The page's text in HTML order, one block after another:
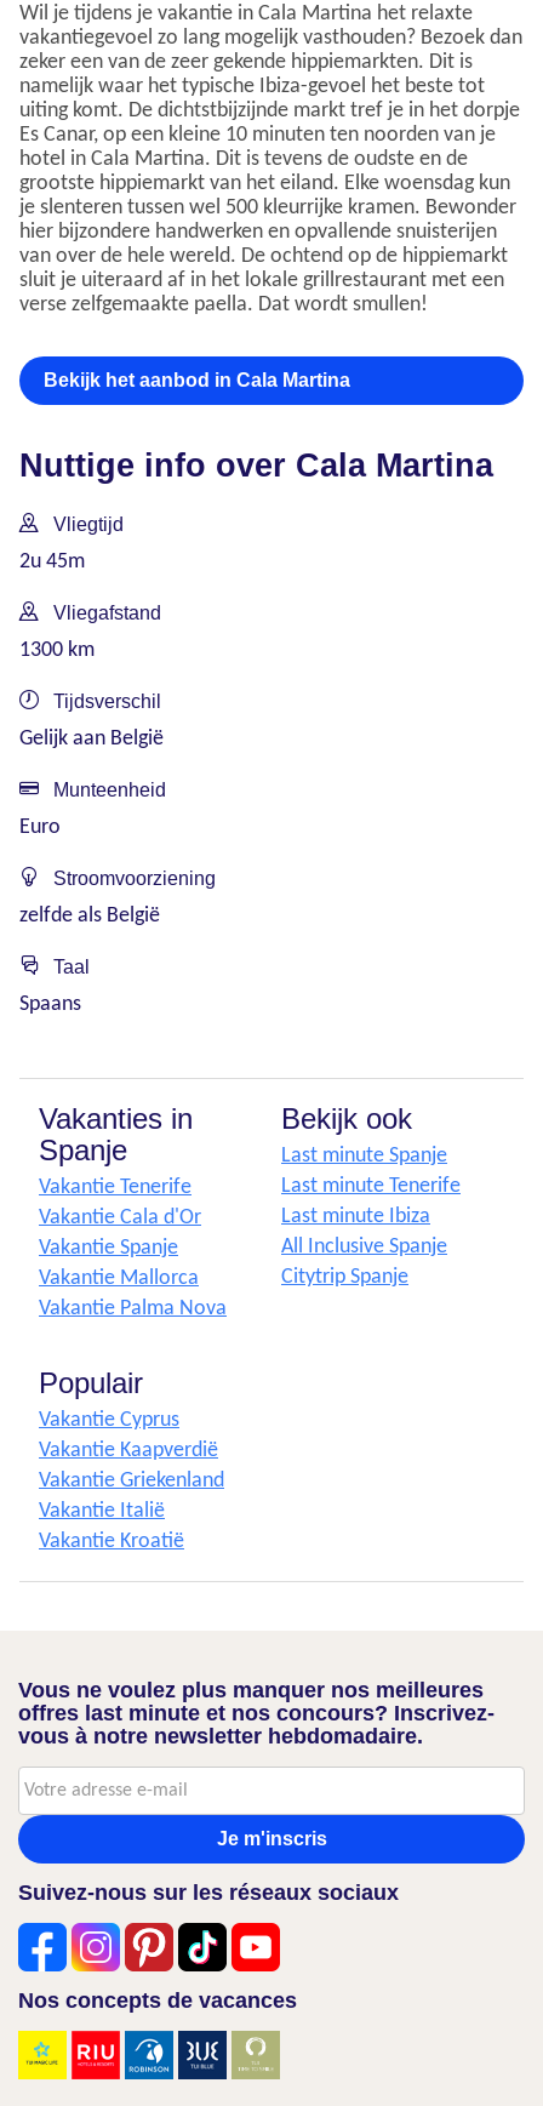
Wil je tijdens je vakantie in Cala Martina het relaxte
vakantiegevoel zo lang mogelijk vasthouden? Bezoek dan
zeker een van de zeer gekende hippiemarkten. Dit is
namelijk waar het typische Ibiza-gevoel het beste tot
uiting komt. De dichtstbijzijnde markt tref je in het dorpje
Es Canar, op een kleine 10 minuten ten noorden van je
hotel in Cala Martina. Dit is tevens de oudste en de
grootste hippiemarkt van het eiland. Elke woensdag kun
je slenteren tussen wel 500 kleurrijke kramen. Bewonder
hier bijzondere handwerken en opvallende snuisterijen
van over de hele wereld. De ochtend op de hippiemarkt
sluit je uiteraard af in het lokale grillrestaurant met een
verse zelfgemaakte paella. Dat wordt smullen!
Bekijk het aanbod in Cala Martina
Nuttige info over Cala Martina
Vliegtijd
2u 45m
Vliegafstand
1300 km
Tijdsverschil
Gelijk aan België
Munteenheid
Euro
Stroomvoorziening
zelfde als België
Taal
Spaans
Vakanties in
Spanje
Vakantie Tenerife
Vakantie Cala d'Or
Vakantie Spanje
Vakantie Mallorca
Vakantie Palma Nova
Bekijk ook
Last minute Spanje
Last minute Tenerife
Last minute Ibiza
All Inclusive Spanje
Citytrip Spanje
Populair
Vakantie Cyprus
Vakantie Kaapverdië
Vakantie Griekenland
Vakantie Italië
Vakantie Kroatië
Vous ne voulez plus manquer nos meilleures
offres last minute et nos concours? Inscrivez-
vous à notre newsletter hebdomadaire.
Je m'inscris
Suivez-nous sur les réseaux sociaux
Nos concepts de vacances